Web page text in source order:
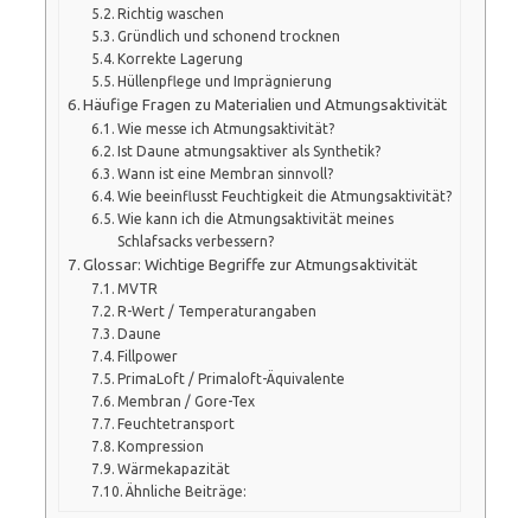
Richtig waschen
Gründlich und schonend trocknen
Korrekte Lagerung
Hüllenpflege und Imprägnierung
Häufige Fragen zu Materialien und Atmungsaktivität
Wie messe ich Atmungsaktivität?
Ist Daune atmungsaktiver als Synthetik?
Wann ist eine Membran sinnvoll?
Wie beeinflusst Feuchtigkeit die Atmungsaktivität?
Wie kann ich die Atmungsaktivität meines
Schlafsacks verbessern?
Glossar: Wichtige Begriffe zur Atmungsaktivität
MVTR
R-Wert / Temperaturangaben
Daune
Fillpower
PrimaLoft / Primaloft-Äquivalente
Membran / Gore-Tex
Feuchtetransport
Kompression
Wärmekapazität
Ähnliche Beiträge: